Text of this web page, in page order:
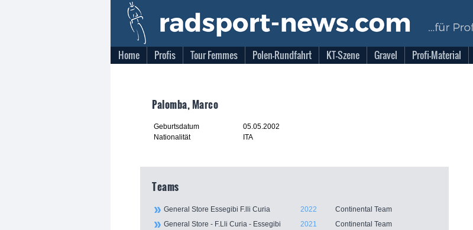
Home Profis Tour Femmes Polen-Rundfahrt KT-Szene Gravel Profi-Material
Palomba, Marco
Geburtsdatum
05.05.2002
Nationalität
ITA
Teams
General Store Essegibi F.lli Curia 2022
Continental Team
General Store - F.Lli Curia - Essegibi
2021 Continental Team